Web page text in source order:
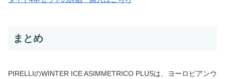
まとめ
PIRELLIのWINTER ICE ASIMMETRICO PLUSは、ヨーロピアンウ